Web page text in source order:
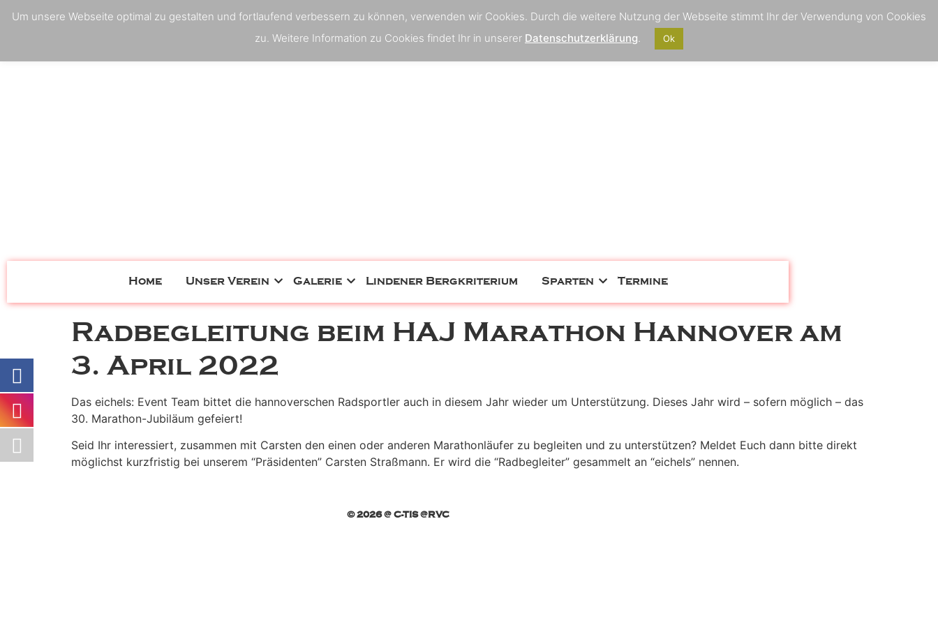
Home Unser Verein Galerie Lindener Bergkriterium Sparten Termine
Radbegleitung beim HAJ Marathon Hannover am
3. April 2022
Das eichels: Event Team bittet die hannoverschen Radsportler auch in diesem Jahr wieder um Unterstützung. Dieses Jahr wird – sofern möglich – das
30. Marathon-Jubiläum gefeiert!
Seid Ihr interessiert, zusammen mit Carsten den einen oder anderen Marathonläufer zu begleiten und zu unterstützen? Meldet Euch dann bitte direkt
möglichst kurzfristig bei unserem “Präsidenten” Carsten Straßmann. Er wird die “Radbegleiter” gesammelt an “eichels” nennen.
© 2026 @ C-TIS @RVC
Um unsere Webseite optimal zu gestalten und fortlaufend verbessern zu können, verwenden wir Cookies. Durch die weitere Nutzung der Webseite stimmt Ihr der Verwendung von Cookies
zu. Weitere Information zu Cookies findet Ihr in unserer Datenschutzerklärung. Ok